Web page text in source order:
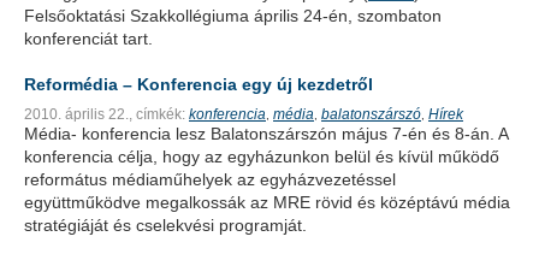
Felsőoktatási Szakkollégiuma április 24-én, szombaton
konferenciát tart.
Reformédia – Konferencia egy új kezdetről
2010. április 22., címkék: konferencia média balatonszárszó Hírek
Média- konferencia lesz Balatonszárszón május 7-én és 8-án. A
konferencia célja, hogy az egyházunkon belül és kívül működő
református médiaműhelyek az egyházvezetéssel
együttműködve megalkossák az MRE rövid és középtávú média
stratégiáját és cselekvési programját.